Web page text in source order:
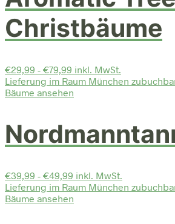
Christbäume
€29,99 - €79,99 inkl. MwSt.
Lieferung im Raum München
Bäume ansehen
€39,99 - €49,99 inkl. MwSt.
Lieferung im Raum München
Bäume ansehen